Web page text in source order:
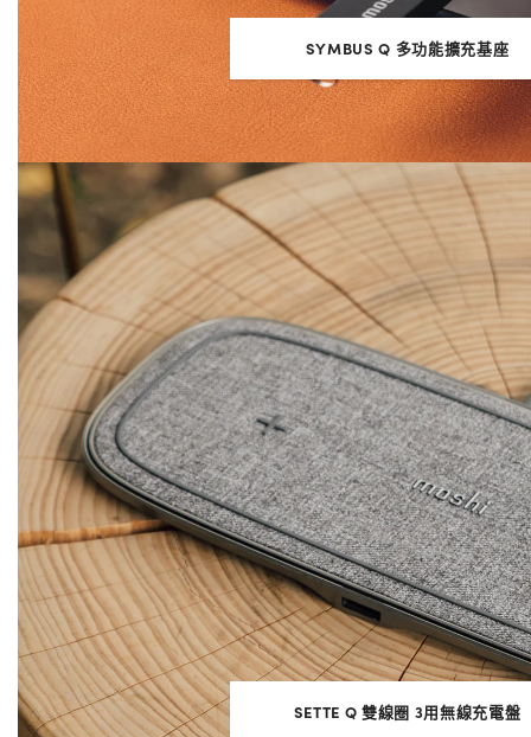
SYMBUS Q 多功能擴充基座
SETTE Q 雙線圈 3用無線充電盤